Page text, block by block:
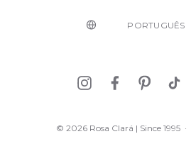
© 2026 Rosa Clará | Since 1995 ·